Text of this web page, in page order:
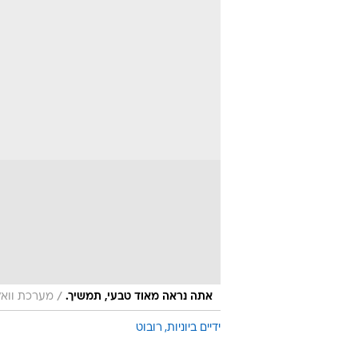
אתה נראה מאוד טבעי, תמשיך. / מערכת
ידיים ביוניות רובוט